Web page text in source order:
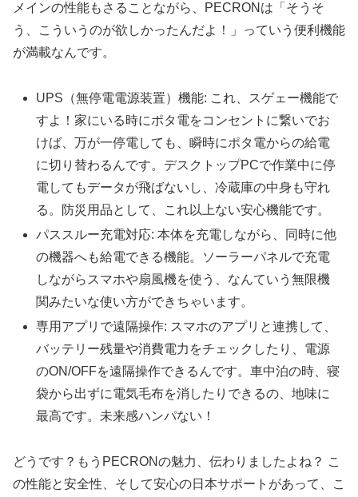
メインの性能もさることながら、PECRONは「そうそ
う、こういうのが欲しかったんだよ！」っていう便利機能
が満載なんです。
UPS（無停電電源装置）機能: これ、スゲェー機能で
すよ！家にいる時にポタ電をコンセントに繋いでお
けば、万が一停電しても、瞬時にポタ電からの給電
に切り替わるんです。デスクトップPCで作業中に停
電してもデータが飛ばないし、冷蔵庫の中身も守れ
る。防災用品として、これ以上ない安心機能です。
パススルー充電対応: 本体を充電しながら、同時に他
の機器へも給電できる機能。ソーラーパネルで充電
しながらスマホや扇風機を使う、なんていう無限機
関みたいな使い方ができちゃいます。
専用アプリで遠隔操作: スマホのアプリと連携して、
バッテリー残量や消費電力をチェックしたり、電源
のON/OFFを遠隔操作できるんです。車中泊の時、寝
袋から出ずに電気毛布を消したりできるの、地味に
最高です。未来感ハンパない！
どうです？もうPECRONの魅力、伝わりましたよね？ こ
の性能と安全性、そして安心の日本サポートがあって、こ